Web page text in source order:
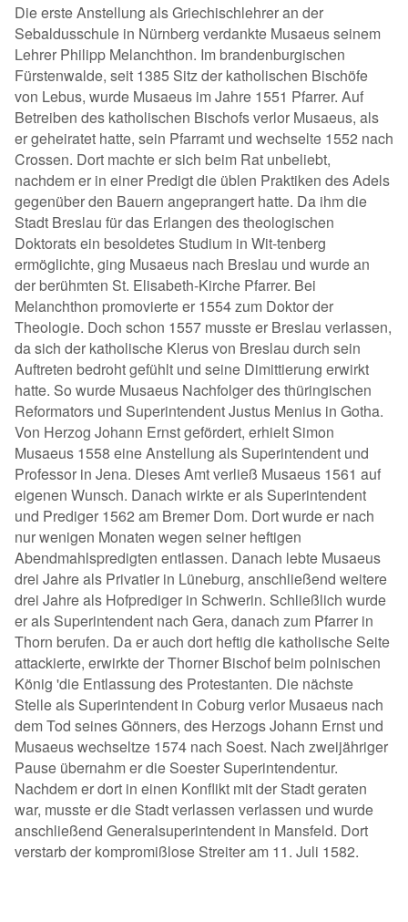
Die erste Anstellung als Griechischlehrer an der
Sebaldusschule in Nürnberg verdankte Musaeus seinem
Lehrer Philipp Melanchthon. Im brandenburgischen
Fürstenwalde, seit 1385 Sitz der katholischen Bischöfe
von Lebus, wurde Musaeus im Jahre 1551 Pfarrer. Auf
Betreiben des katholischen Bischofs verlor Musaeus, als
er geheiratet hatte, sein Pfarramt und wechselte 1552 nach
Crossen. Dort machte er sich beim Rat unbeliebt,
nachdem er in einer Predigt die üblen Praktiken des Adels
gegenüber den Bauern angeprangert hatte. Da ihm die
Stadt Breslau für das Erlangen des theologischen
Doktorats ein besoldetes Studium in Wit-tenberg
ermöglichte, ging Musaeus nach Breslau und wurde an
der berühmten St. Elisabeth-Kirche Pfarrer. Bei
Melanchthon promovierte er 1554 zum Doktor der
Theologie. Doch schon 1557 musste er Breslau verlassen,
da sich der katholische Klerus von Breslau durch sein
Auftreten bedroht gefühlt und seine Dimittierung erwirkt
hatte. So wurde Musaeus Nachfolger des thüringischen
Reformators und Superintendent Justus Menius in Gotha.
Von Herzog Johann Ernst gefördert, erhielt Simon
Musaeus 1558 eine Anstellung als Superintendent und
Professor in Jena. Dieses Amt verließ Musaeus 1561 auf
eigenen Wunsch. Danach wirkte er als Superintendent
und Prediger 1562 am Bremer Dom. Dort wurde er nach
nur wenigen Monaten wegen seiner heftigen
Abendmahlspredigten entlassen. Danach lebte Musaeus
drei Jahre als Privatier in Lüneburg, anschließend weitere
drei Jahre als Hofprediger in Schwerin. Schließlich wurde
er als Superintendent nach Gera, danach zum Pfarrer in
Thorn berufen. Da er auch dort heftig die katholische Seite
attackierte, erwirkte der Thorner Bischof beim polnischen
König 'die Entlassung des Protestanten. Die nächste
Stelle als Superintendent in Coburg verlor Musaeus nach
dem Tod seines Gönners, des Herzogs Johann Ernst und
Musaeus wechseltze 1574 nach Soest. Nach zweijähriger
Pause übernahm er die Soester Superintendentur.
Nachdem er dort in einen Konflikt mit der Stadt geraten
war, musste er die Stadt verlassen verlassen und wurde
anschließend Generalsuperintendent in Mansfeld. Dort
verstarb der kompromißlose Streiter am 11. Juli 1582.